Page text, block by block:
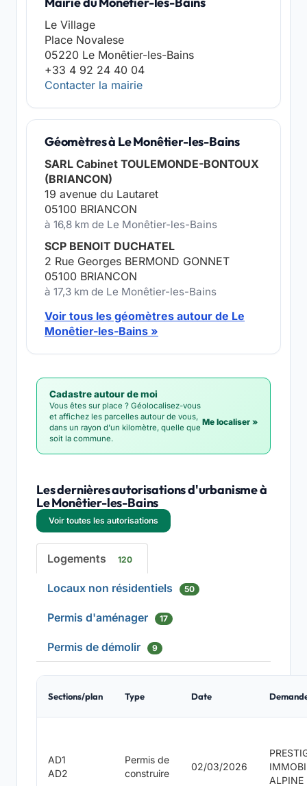
Le Village
Place Novalese
05220 Le Monêtier-les-Bains
+33 4 92 24 40 04
Contacter la mairie
Géomètres à Le Monêtier-les-Bains
SARL Cabinet TOULEMONDE-BONTOUX
(BRIANCON)
19 avenue du Lautaret
05100 BRIANCON
à 16,8 km de Le Monêtier-les-Bains
SCP BENOIT DUCHATEL
2 Rue Georges BERMOND GONNET
05100 BRIANCON
à 17,3 km de Le Monêtier-les-Bains
Voir tous les géomètres autour de Le
Monêtier-les-Bains »
Cadastre autour de moi
Vous êtes sur place ? Géolocalisez-vous
et affichez les parcelles autour de vous,
dans un rayon d'un kilomètre, quelle que
soit la commune.
Me localiser »
Les dernières autorisations d'urbanisme à
Le Monêtier-les-Bains
Voir toutes les autorisations
Logements 120
Locaux non résidentiels 50
Permis d'aménager 17
Permis de démolir 9
Sections/plan Type Date
AD1
AD2
Permis de
construire
02/03/2026
ALPINE